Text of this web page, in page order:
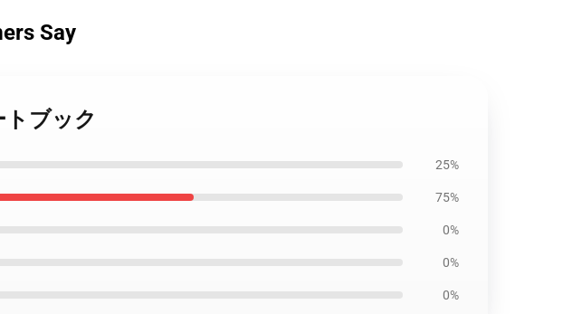
Say
ブック
25%
75%
0%
0%
0%